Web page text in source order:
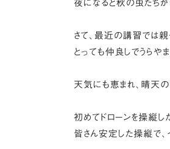
夜になると秋の虫たち
さて、最近の講習では親
とっても仲良しでうらや
天気にも恵まれ、晴天の
初めてドローンを操縦し
皆さん安定した操縦で、